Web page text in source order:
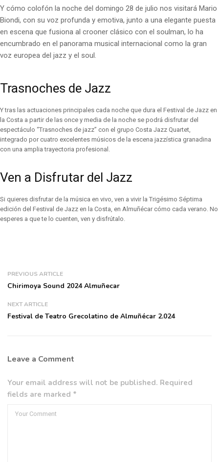
Y cómo colofón la noche del domingo 28 de julio nos visitará Mario
Biondi, con su voz profunda y emotiva, junto a una elegante puesta
en escena que fusiona al crooner clásico con el soulman, lo ha
encumbrado en el panorama musical internacional como la gran
voz europea del jazz y el soul.
Trasnoches de Jazz
Y tras las actuaciones principales cada noche que dura el Festival de Jazz en
la Costa a partir de las once y media de la noche se podrá disfrutar del
espectáculo “Trasnoches de jazz” con el grupo Costa Jazz Quartet,
integrado por cuatro excelentes músicos de la escena jazzística granadina
con una amplia trayectoria profesional.
Ven a Disfrutar del Jazz
Si quieres disfrutar de la música en vivo, ven a vivir la Trigésimo Séptima
edición del Festival de Jazz en la Costa, en Almuñécar cómo cada verano. No
esperes a que te lo cuenten, ven y disfrútalo.
PREVIOUS ARTICLE
Chirimoya Sound 2024 Almuñecar
NEXT ARTICLE
Festival de Teatro Grecolatino de Almuñécar 2.024
Leave a Comment
Your email address will not be published. Required
fields are marked *